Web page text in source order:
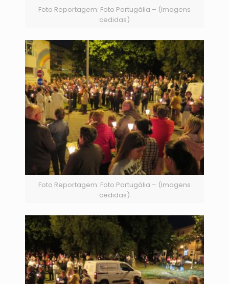
Foto Reportagem: Foto Portugália – (Imagens
cedidas)
Foto Reportagem: Foto Portugália – (Imagens
cedidas)